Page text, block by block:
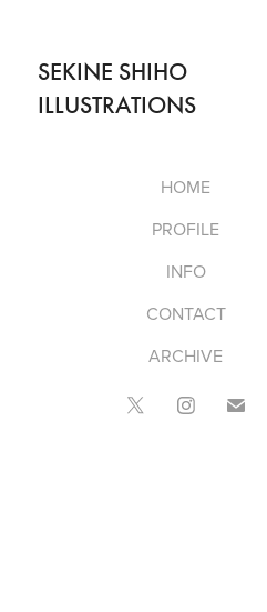
SEKINE SHIHO
ILLUSTRATIONS
HOME
PROFILE
INFO
CONTACT
ARCHIVE